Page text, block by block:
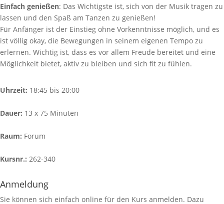
Einfach genießen: Das Wichtigste ist, sich von der Musik tragen zu
lassen und den Spaß am Tanzen zu genießen!
Für Anfänger ist der Einstieg ohne Vorkenntnisse möglich, und es
ist völlig okay, die Bewegungen in seinem eigenen Tempo zu
erlernen. Wichtig ist, dass es vor allem Freude bereitet und eine
Möglichkeit bietet, aktiv zu bleiben und sich fit zu fühlen.
Uhrzeit: 18:45 bis 20:00
Dauer: 13 x 75 Minuten
Raum: Forum
Kursnr.: 262-340
Anmeldung
Sie können sich einfach online für den Kurs anmelden. Dazu